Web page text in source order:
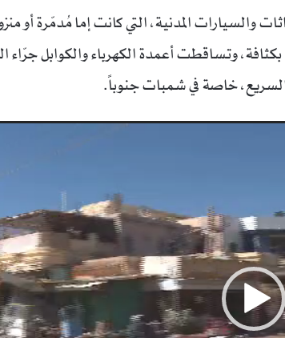
والسيارات المدنية، التي كانت إما مُدمّرة أو
بكثافة، وتساقطت أعمدة الكهرباء والكوابل
السريع، خاصة في شمبات جنوباً.